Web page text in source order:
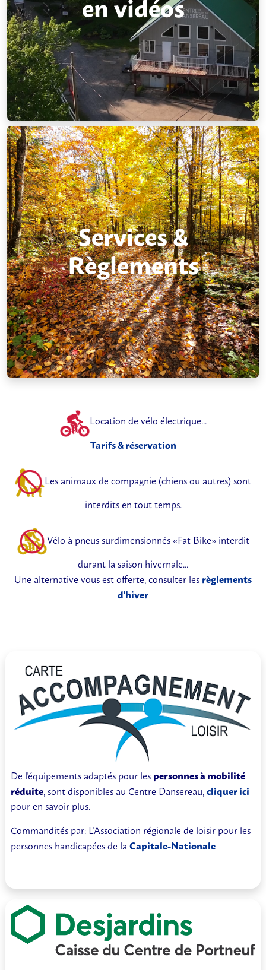
Services &
Règlements
Location de vélo électrique...
Tarifs & réservation
Les animaux de compagnie (chiens ou autres) sont
interdits en tout temps.
Vélo à pneus surdimensionnés «Fat Bike» interdit
durant la saison hivernale...
Une alternative vous est offerte, consulter les règlements
d'hiver
De l'équipements adaptés pour les personnes à mobilité
réduite, sont disponibles au Centre Dansereau,cliquer ici
pour en savoir plus.
Commandités par: L'Association régionale de loisir pour les
personnes handicapées de la Capitale-Nationale